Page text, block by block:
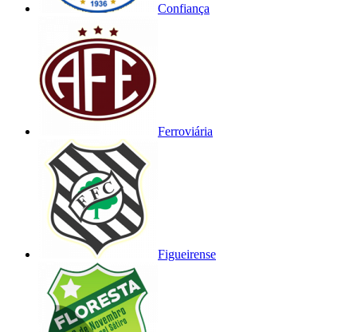
Confiança
Ferroviária
Figueirense